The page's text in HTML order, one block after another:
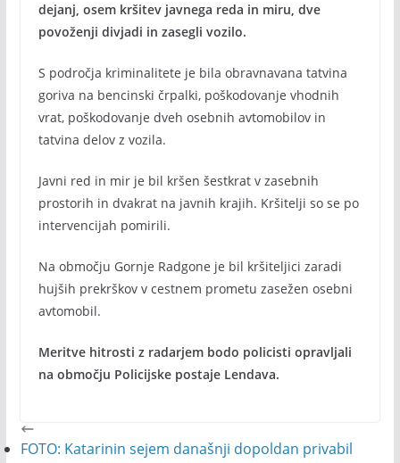
dejanj, osem kršitev javnega reda in miru, dve
povoženji divjadi in zasegli vozilo.
S področja kriminalitete je bila obravnavana tatvina
goriva na bencinski črpalki, poškodovanje vhodnih
vrat, poškodovanje dveh osebnih avtomobilov in
tatvina delov z vozila.
Javni red in mir je bil kršen šestkrat v zasebnih
prostorih in dvakrat na javnih krajih. Kršitelji so se po
intervencijah pomirili.
Na območju Gornje Radgone je bil kršiteljici zaradi
hujših prekrškov v cestnem prometu zasežen osebni
avtomobil.
Meritve hitrosti z radarjem bodo policisti opravljali
na območju Policijske postaje Lendava.
FOTO: Katarinin sejem današnji dopoldan privabil